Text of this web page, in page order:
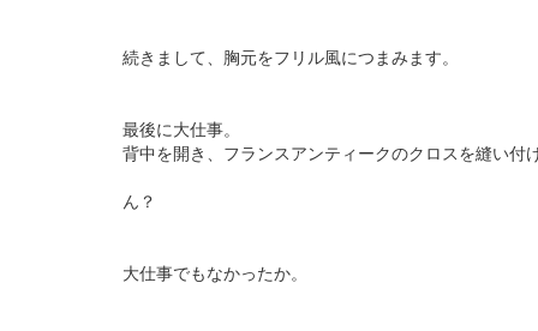
続きまして、胸元をフリル風につまみます。
最後に大仕事。
背中を開き、フランスアンティークのクロスを縫い付
ん？
大仕事でもなかったか。